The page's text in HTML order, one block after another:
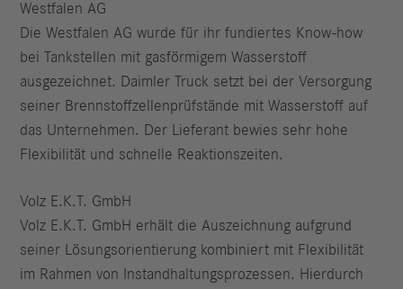
Westfalen AG
Die Westfalen AG wurde für ihr fundiertes Know-how
bei Tankstellen mit gasförmigem Wasserstoff
ausgezeichnet. Daimler Truck setzt bei der Versorgung
seiner Brennstoffzellenprüfstände mit Wasserstoff auf
das Unternehmen. Der Lieferant bewies sehr hohe
Flexibilität und schnelle Reaktionszeiten.
Volz E.K.T. GmbH
Volz E.K.T. GmbH erhält die Auszeichnung aufgrund
seiner Lösungsorientierung kombiniert mit Flexibilität
im Rahmen von Instandhaltungsprozessen. Hierdurch